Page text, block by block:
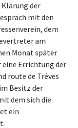
der
mit den
dem
am
Monat später
Errichtung der
route de Tréves
Besitz der
dem sich die
ein